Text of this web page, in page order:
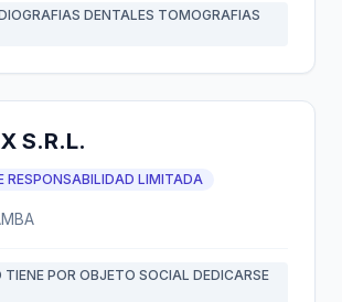
DENTALES TOMOGRAFIAS
S.R.L.
RESPONSABILIDAD LIMITADA
TIENE POR OBJETO SOCIAL DEDICARSE